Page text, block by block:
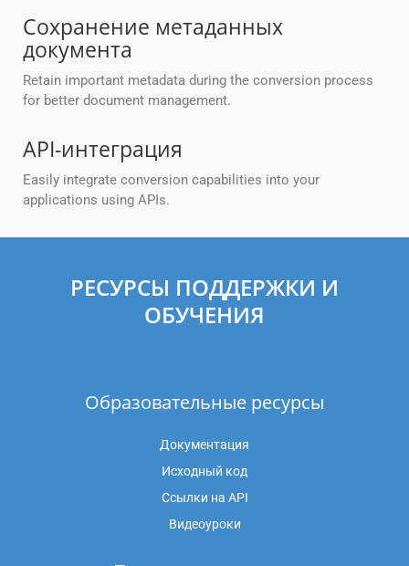
Сохранение метаданных
документа
Retain important metadata during the conversion process
for better document management.
API-интеграция
Easily integrate conversion capabilities into your
applications using APIs.
РЕСУРСЫ ПОДДЕРЖКИ И
ОБУЧЕНИЯ
Образовательные ресурсы
Документация
Исходный код
Ссылки на API
Видеоуроки